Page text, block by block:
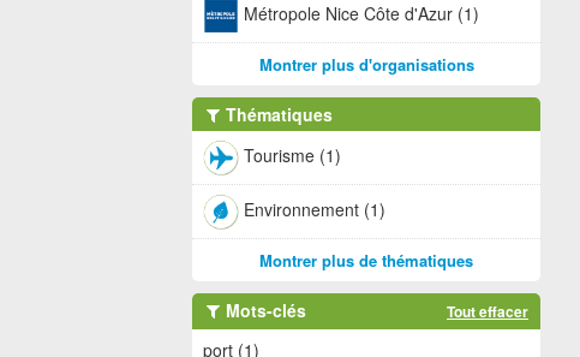
Métropole Nice Côte d'Azur (1)
Montrer plus d'organisations
Thématiques
Tourisme (1)
Environnement (1)
Montrer plus de thématiques
Mots-clés Tout effacer
port (1)